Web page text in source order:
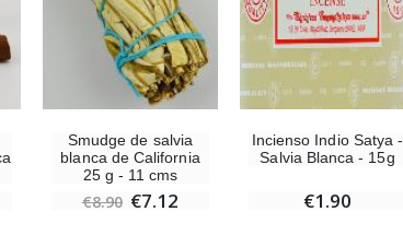
Smudge de salvia
blanca de California
25 g - 11 cms
€8.90 €7.12
Incienso Indio Satya -
Salvia Blanca - 15g
€1.90